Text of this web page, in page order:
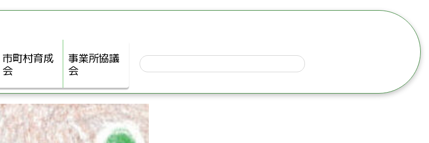
市町村育成
会
事業所協議
会